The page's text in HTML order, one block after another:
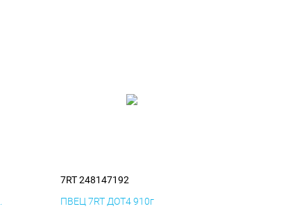
7RT 248147192
ПВЕЦ 7RT ДОТ4 910г